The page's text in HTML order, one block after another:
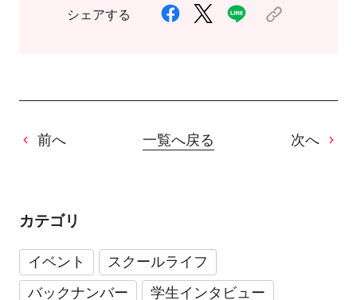
シェアする
前へ 一覧へ戻る 次へ
カテゴリ
イベント
スクールライフ
バックナンバー
学生インタビュー